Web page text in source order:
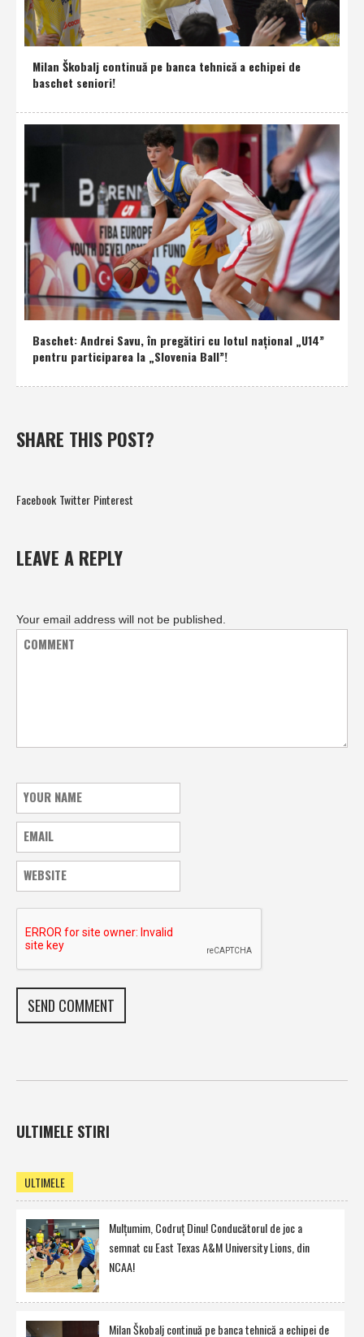
Milan Škobalj continuă pe banca tehnică a echipei de
baschet seniori!
Baschet: Andrei Savu, în pregătiri cu lotul naţional „U14”
pentru participarea la „Slovenia Ball”!
SHARE THIS POST?
Facebook Twitter Pinterest
LEAVE A REPLY
Your email address will not be published.
ULTIMELE STIRI
ULTIMELE
Mulţumim, Codruţ Dinu! Conducătorul de joc a
semnat cu East Texas A&M University Lions, din
NCAA!
Milan Škobalj continuă pe banca tehnică a echipei de